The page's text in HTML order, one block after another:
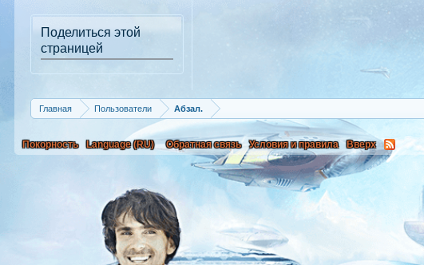
Поделиться этой
страницей
Главная Пользователи Абзал.
Покорность Language (RU) Обратная связь Условия и правила Вверх